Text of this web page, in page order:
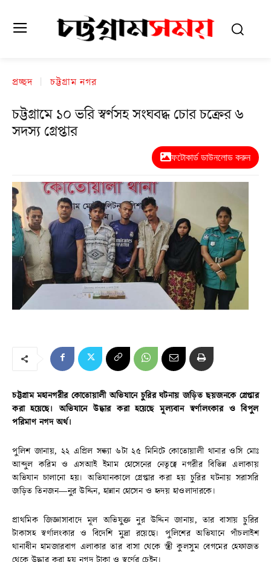
প্রচ্ছদ চট্টগ্রাম নগর
চট্টগ্রামে ১০ ভরি স্বর্ণসহ সংঘবদ্ধ চোর চক্রের ৬
সদস্য গ্রেপ্তার
ফটোকার্ড ডাউনলোড করুন
চট্টগ্রাম মহানগরীর কোতোয়ালী অভিযানে চুরির ঘটনায় জড়িত ছয়জনকে গ্রেপ্তার
করা হয়েছে। অভিযানে উদ্ধার করা হয়েছে মূল্যবান স্বর্ণালংকার ও বিপুল
পরিমাণ নগদ অর্থ।
পুলিশ জানায়, ২২ এপ্রিল সন্ধ্যা ৬টা ২৫ মিনিটে কোতোয়ালী থানার ওসি মোঃ
আব্দুল করিম ও এসআই ইমাম হোসেনের নেতৃত্বে নগরীর বিভিন্ন এলাকায়
অভিযান চালানো হয়। অভিযানকালে গ্রেপ্তার করা হয় চুরির ঘটনায় সরাসরি
জড়িত তিনজন—নুর উদ্দিন, হান্নান হোসেন ও হৃদয় হাওলাদারকে।
প্রাথমিক জিজ্ঞাসাবাদে মূল অভিযুক্ত নুর উদ্দিন জানায়, তার বাসায় চুরির
টাকাসহ স্বর্ণালংকার ও বিদেশি মুদ্রা রয়েছে। পুলিশের অভিযানে পাঁচলাইশ
থানাধীন হামজারবাগ এলাকার তার বাসা থেকে স্ত্রী কুলসুম বেগমের হেফাজত